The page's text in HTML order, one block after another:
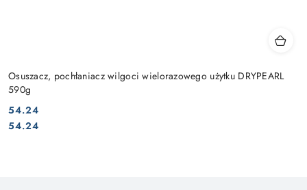
Osuszacz, pochłaniacz wilgoci wielorazowego użytku DRYPEARL
590g
Cena:
54.24
Cena:
54.24